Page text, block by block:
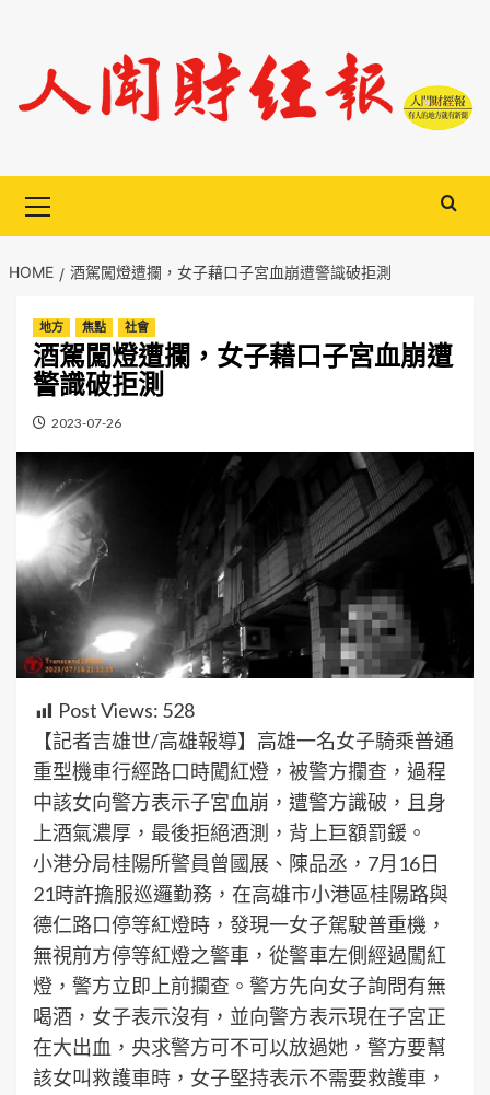
content
Menu
HOME 酒駕闖燈遭攔，女子藉口子宮血崩遭警識破拒測
地方 焦點 社會
酒駕闖燈遭攔，女子藉口子宮血崩遭
警識破拒測
2023-07-26
Post Views: 528
【記者吉雄世/高雄報導】高雄一名女子騎乘普通
重型機車行經路口時闖紅燈，被警方攔查，過程
中該女向警方表示子宮血崩，遭警方識破，且身
上酒氣濃厚，最後拒絕酒測，背上巨額罰鍰。
小港分局桂陽所警員曾國展、陳品丞，7月16日
21時許擔服巡邏勤務，在高雄市小港區桂陽路與
德仁路口停等紅燈時，發現一女子駕駛普重機，
無視前方停等紅燈之警車，從警車左側經過闖紅
燈，警方立即上前攔查。警方先向女子詢問有無
喝酒，女子表示沒有，並向警方表示現在子宮正
在大出血，央求警方可不可以放過她，警方要幫
該女叫救護車時，女子堅持表示不需要救護車，